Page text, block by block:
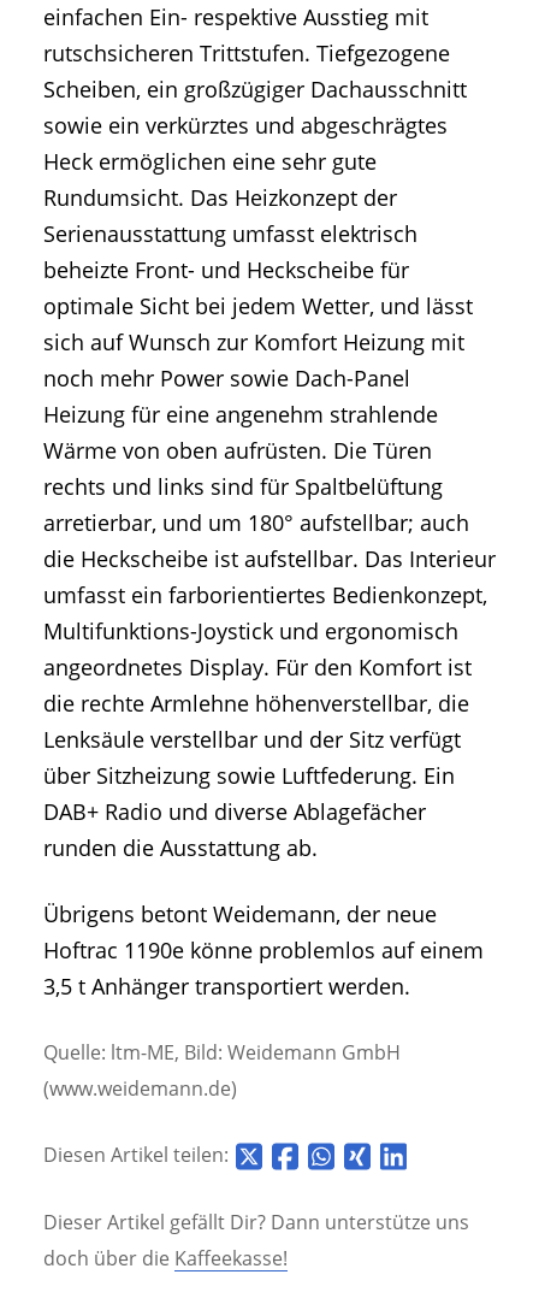
einfachen Ein- respektive Ausstieg mit
rutschsicheren Trittstufen. Tiefgezogene
Scheiben, ein großzügiger Dachausschnitt
sowie ein verkürztes und abgeschrägtes
Heck ermöglichen eine sehr gute
Rundumsicht. Das Heizkonzept der
Serienausstattung umfasst elektrisch
beheizte Front- und Heckscheibe für
optimale Sicht bei jedem Wetter, und lässt
sich auf Wunsch zur Komfort Heizung mit
noch mehr Power sowie Dach-Panel
Heizung für eine angenehm strahlende
Wärme von oben aufrüsten. Die Türen
rechts und links sind für Spaltbelüftung
arretierbar, und um 180° aufstellbar; auch
die Heckscheibe ist aufstellbar. Das Interieur
umfasst ein farborientiertes Bedienkonzept,
Multifunktions-Joystick und ergonomisch
angeordnetes Display. Für den Komfort ist
die rechte Armlehne höhenverstellbar, die
Lenksäule verstellbar und der Sitz verfügt
über Sitzheizung sowie Luftfederung. Ein
DAB+ Radio und diverse Ablagefächer
runden die Ausstattung ab.
Übrigens betont Weidemann, der neue
Hoftrac 1190e könne problemlos auf einem
3,5 t Anhänger transportiert werden.
Quelle: ltm-ME, Bild: Weidemann GmbH
(www.weidemann.de)
Diesen Artikel teilen:
Dieser Artikel gefällt Dir? Dann unterstütze uns
doch über die Kaffeekasse!